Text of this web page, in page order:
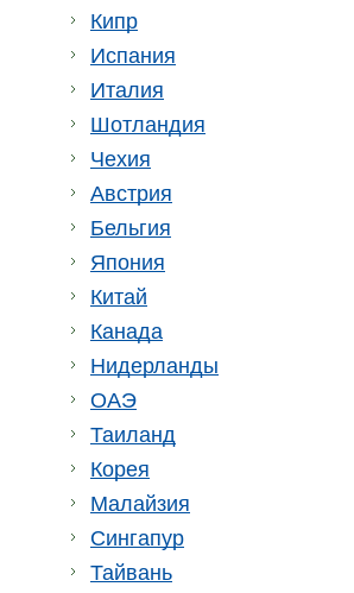
Кипр
Испания
Италия
Шотландия
Чехия
Австрия
Бельгия
Япония
Китай
Канада
Нидерланды
ОАЭ
Таиланд
Корея
Малайзия
Сингапур
Тайвань